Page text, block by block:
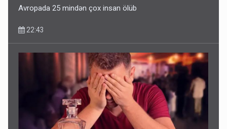
Ərdoğana sui-qəsd planının iştirakçısı detalları açıqladı
Avropada 25 mindən çox insan ölüb
22:43